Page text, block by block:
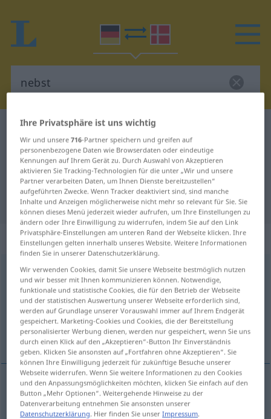
Deutsch-Dänisch Wörterbuch
Deutsch-Dänisch Übersetzung für
"nebst"
"nebst" Dänisch Übersetzung
„nebst“
nebst <dat>
Übersicht aller Übersetzungen
(Für mehr Details die Übersetzung anklicken/antippen)
med, samt
(tillige) med,samt nebst
Ihre Privatsphäre ist uns wichtig
Wir und unsere716-Partner speichern und greifen auf
personenbezogene Daten wie Browserdaten oder eindeutige
Kennungen auf Ihrem Gerät zu. Durch Auswahl von Akzeptieren
aktivieren Sie Tracking-Technologien für die unter „Wir und unsere
Partner verarbeiten Daten, um Ihnen Dienste bereitzustellen“
aufgeführten Zwecke. Wenn Tracker deaktiviert sind, sind manche
Inhalte und Anzeigen möglicherweise nicht mehr so relevant für Sie. Sie
können dieses Menü jederzeit wieder aufrufen, um Ihre Einstellungen zu
ändern oder Ihre Einwilligung zu widerrufen, indem Sie auf den Link
Privatsphäre-Einstellungen am unteren Rand der Webseite klicken. Ihre
Einstellungen gelten innerhalb unseres Website. Weitere Informationen
finden Sie in unserer Datenschutzerklärung.
Wir verwenden Cookies, damit Sie unsere Webseite bestmöglich nutzen
und wir besser mit Ihnen kommunizieren können. Notwendige,
funktionale und statistische Cookies, die für den Betrieb der Webseite
und der statistischen Auswertung unserer Webseite erforderlich sind,
werden auf Grundlage unserer Vorauswahl immer auf Ihrem Endgerät
gespeichert. Marketing-Cookies und Cookies, die der Bereitstellung
personalisierter Werbung dienen, werden nur gespeichert, wenn Sie uns
durch einen Klick auf den „Akzeptieren“-Button Ihr Einverständnis
geben. Klicken Sie ansonsten auf „Fortfahren ohne Akzeptieren“. Sie
können Ihre Einwilligung jederzeit für zukünftige Besuche unserer
Webseite widerrufen. Wenn Sie weitere Informationen zu den Cookies
und den Anpassungsmöglichkeiten möchten, klicken Sie einfach auf den
Button „Mehr Optionen“. Weitergehende Hinweise zu der
Datenverarbeitung entnehmen Sie ansonsten unserer
Datenschutzerklärung. Hier finden Sie unserImpressum.